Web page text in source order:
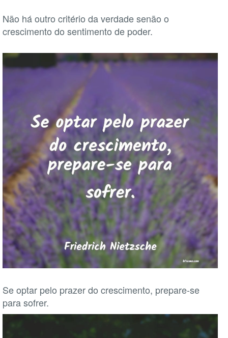
Não há outro critério da verdade senão o
crescimento do sentimento de poder.
Se optar pelo prazer do crescimento, prepare-se
para sofrer.